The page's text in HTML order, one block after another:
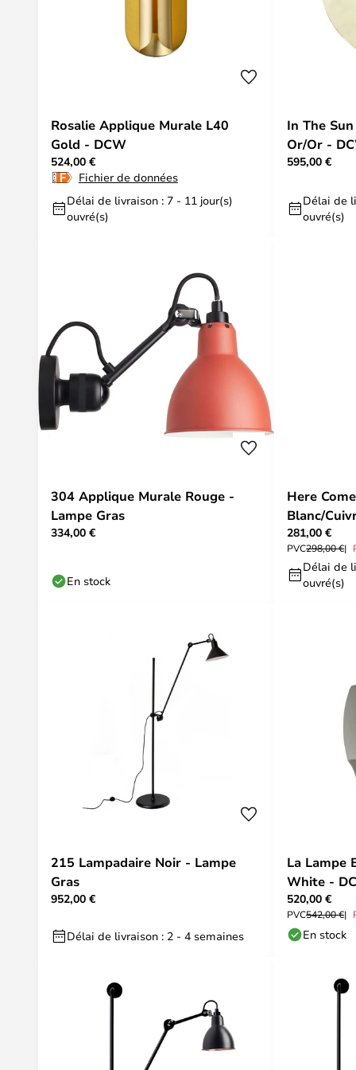
Rosalie Applique Murale L40
Gold - DCW
524,00 €
Fichier de données
Délai de livraison : 7 - 11 jour(s)
ouvré(s)
In The
Or/Or -
595,00 €
Délai de
ouvré(s)
304 Applique Murale Rouge -
Lampe Gras
334,00 €
En stock
Here
Blanc/
281,00 €
PVC298,00 €
Délai de
ouvré(s)
215 Lampadaire Noir - Lampe
Gras
952,00 €
Délai de livraison : 2 - 4 semaines
La Lampe
White -
520,00 €
PVC542,00 €
En stock